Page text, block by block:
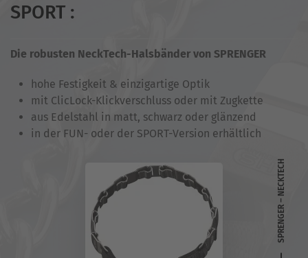
SPORT :
Die robusten NeckTech-Halsbänder von SPRENGER
hohe Festigkeit & einzigartige Optik
mit ClicLock-Klickverschluss oder mit Zugkette
aus Edelstahl in matt, schwarz oder glänzend
in der FUN- oder der SPORT-Version erhältlich
SPRENGER – NECKTECH